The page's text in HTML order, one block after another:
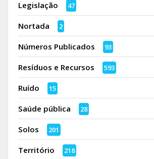
Legislação 47
Nortada 2
Números Publicados 93
Resíduos e Recursos 593
Ruído 15
Saúde pública 28
Solos 201
Território 218